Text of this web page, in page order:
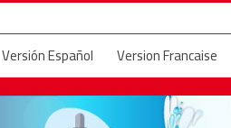
Version Francaise
Versión Español
حول العالم الجريمة والعقاب